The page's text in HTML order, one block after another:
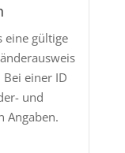
eine gültige
einer ID
und
Angaben.